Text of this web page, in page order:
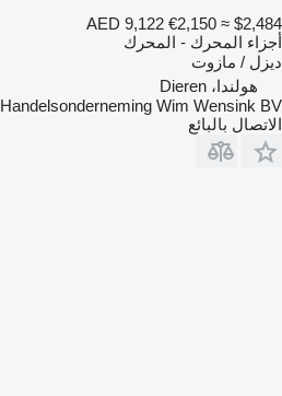
AED 9,122 €2,150 ≈ $2,484
أجزاء المحرك - المحرك
ديزل / مازوت
هولندا، Dieren
Handelsonderneming Wim Wensink BV
الاتصال بالبائع